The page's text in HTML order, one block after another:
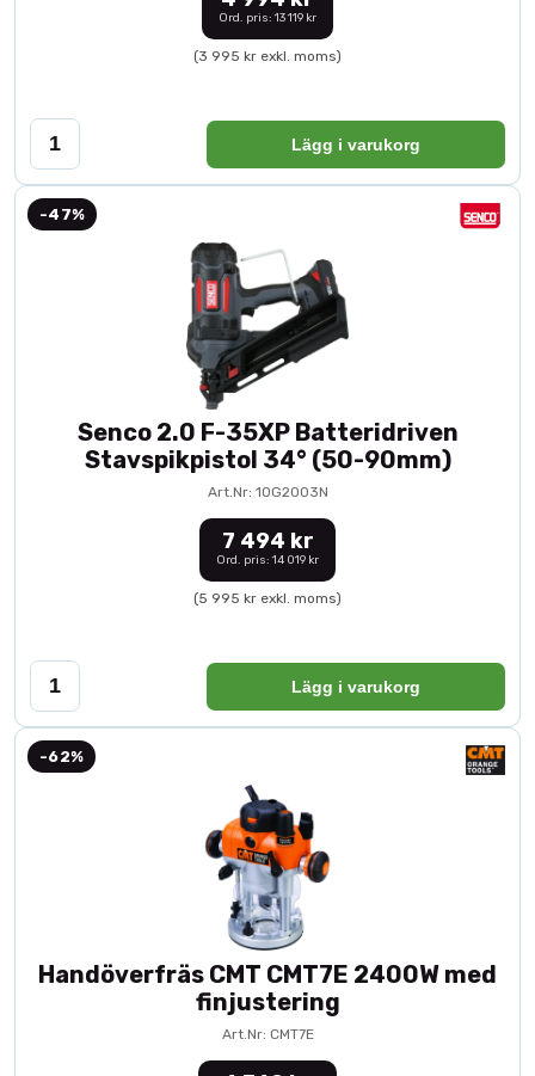
Ord. pris: 13 119 kr
(3 995 kr exkl. moms)
Lägg i varukorg
-47%
Senco 2.0 F-35XP Batteridriven
Stavspikpistol 34° (50-90mm)
Art.Nr: 10G2003N
7 494 kr
Ord. pris: 14 019 kr
(5 995 kr exkl. moms)
Lägg i varukorg
-62%
Handöverfräs CMT CMT7E 2400W med
finjustering
Art.Nr: CMT7E